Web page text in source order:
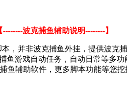
--------波克捕鱼辅助说明--------】
，并非波克捕鱼外挂，提供波克
游戏自动任务，自动日常等多
鱼辅助软件，更多脚本功能等您挖